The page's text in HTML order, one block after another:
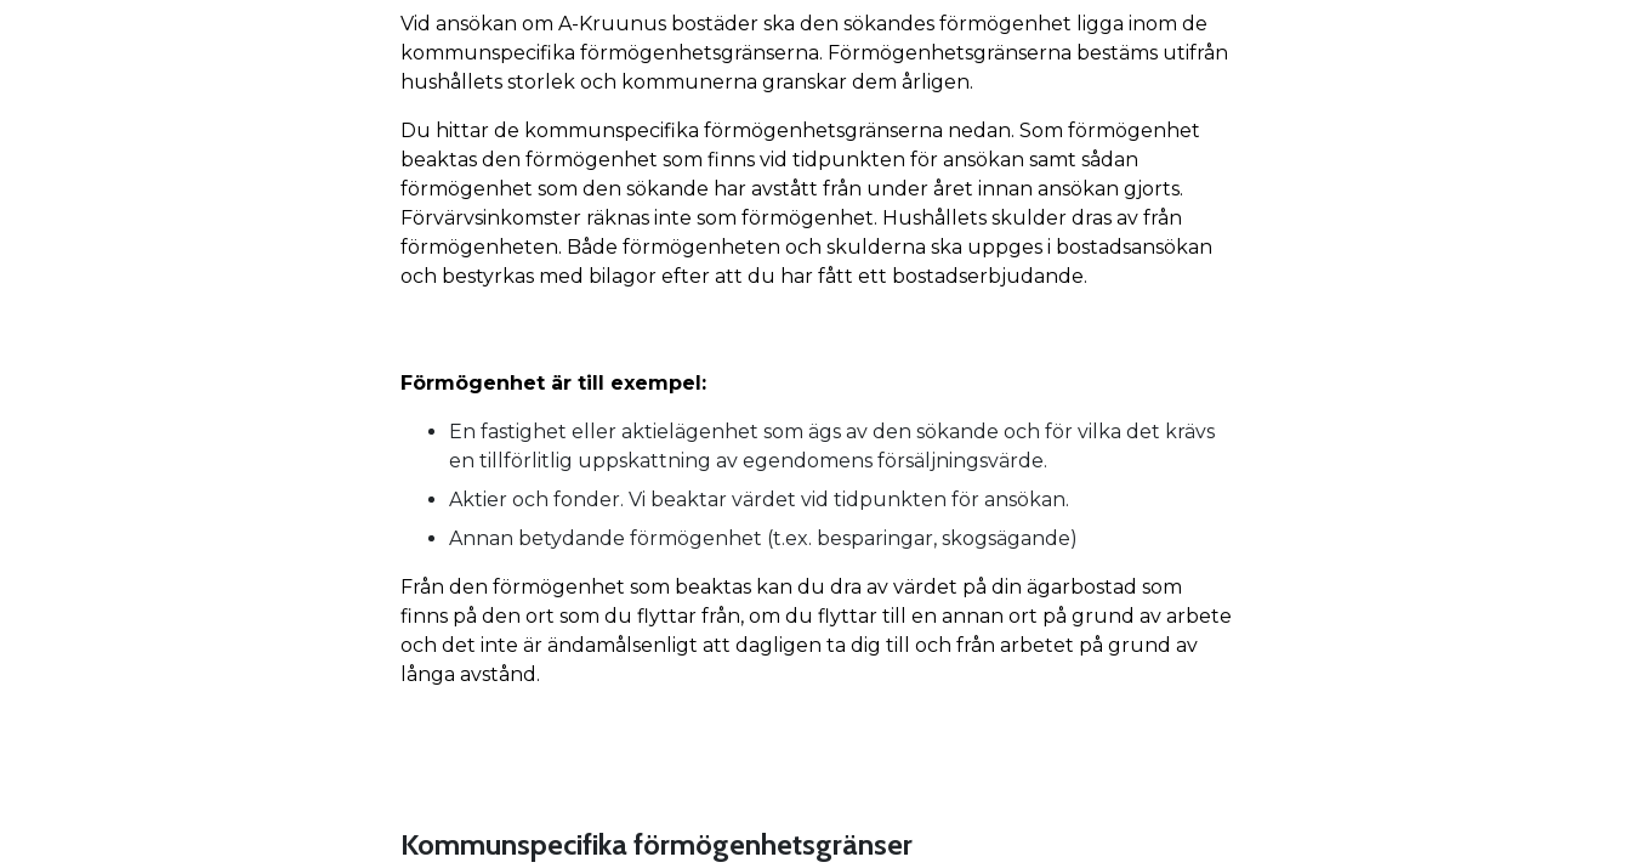
Vid ansökan om A-Kruunus bostäder ska den sökandes förmögenhet ligga inom de
kommunspecifika förmögenhetsgränserna. Förmögenhetsgränserna bestäms utifrån
hushållets storlek och kommunerna granskar dem årligen.
Du hittar de kommunspecifika förmögenhetsgränserna nedan. Som förmögenhet
beaktas den förmögenhet som finns vid tidpunkten för ansökan samt sådan
förmögenhet som den sökande har avstått från under året innan ansökan gjorts.
Förvärvsinkomster räknas inte som förmögenhet. Hushållets skulder dras av från
förmögenheten. Både förmögenheten och skulderna ska uppges i bostadsansökan
och bestyrkas med bilagor efter att du har fått ett bostadserbjudande.
Förmögenhet är till exempel:
En fastighet eller aktielägenhet som ägs av den sökande och för vilka det krävs
en tillförlitlig uppskattning av egendomens försäljningsvärde.
Aktier och fonder. Vi beaktar värdet vid tidpunkten för ansökan.
Annan betydande förmögenhet (t.ex. besparingar, skogsägande)
Från den förmögenhet som beaktas kan du dra av värdet på din ägarbostad som
finns på den ort som du flyttar från, om du flyttar till en annan ort på grund av arbete
och det inte är ändamålsenligt att dagligen ta dig till och från arbetet på grund av
långa avstånd.
Kommunspecifika förmögenhetsgränser